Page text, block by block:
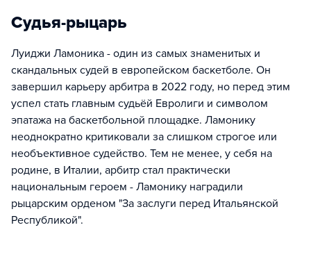
Судья-рыцарь
Луиджи Ламоника - один из самых знаменитых и
скандальных судей в европейском баскетболе. Он
завершил карьеру арбитра в 2022 году, но перед этим
успел стать главным судьёй Евролиги и символом
эпатажа на баскетбольной площадке. Ламонику
неоднократно критиковали за слишком строгое или
необъективное судейство. Тем не менее, у себя на
родине, в Италии, арбитр стал практически
национальным героем - Ламонику наградили
рыцарским орденом "За заслуги перед Итальянской
Республикой".